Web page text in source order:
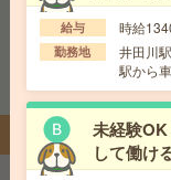
興味が
「
保存した求
あなたの
給与 時給
勤務地
井田川
駅から
（無料
り））
未経験
して働け